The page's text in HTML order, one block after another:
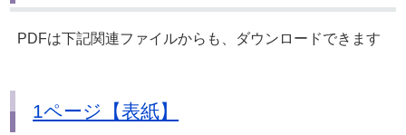
PDFは下記関連ファイルからも、ダウンロードできます
1ページ【表紙】